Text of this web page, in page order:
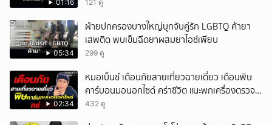
01:16 121 ดู
05:34
ฝ่ายปกครองบางใหญ่บุกจับคู่รัก LGBTQ ค้ายา
เสพติด พบเข็มฉีดยาผสมยาไอซ์เพียบ
299 ดู
02:34
หมอเบ็นซ์ เตือนภัยสายเที่ยวฉายเดี่ยว เตือนพิษ
คาร์บอนมอนอกไซด์ คร่าชีวิต แนะพกเครื่องตรวจ
วัดติดตัว
432 ดู